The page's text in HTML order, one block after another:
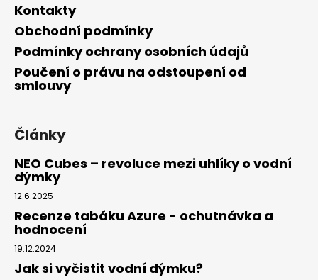
Kontakty
Obchodní podmínky
Podmínky ochrany osobních údajů
Poučení o právu na odstoupení od
smlouvy
Články
NEO Cubes – revoluce mezi uhlíky o vodní
dýmky
12.6.2025
Recenze tabáku Azure - ochutnávka a
hodnocení
19.12.2024
Jak si vyčistit vodní dýmku?